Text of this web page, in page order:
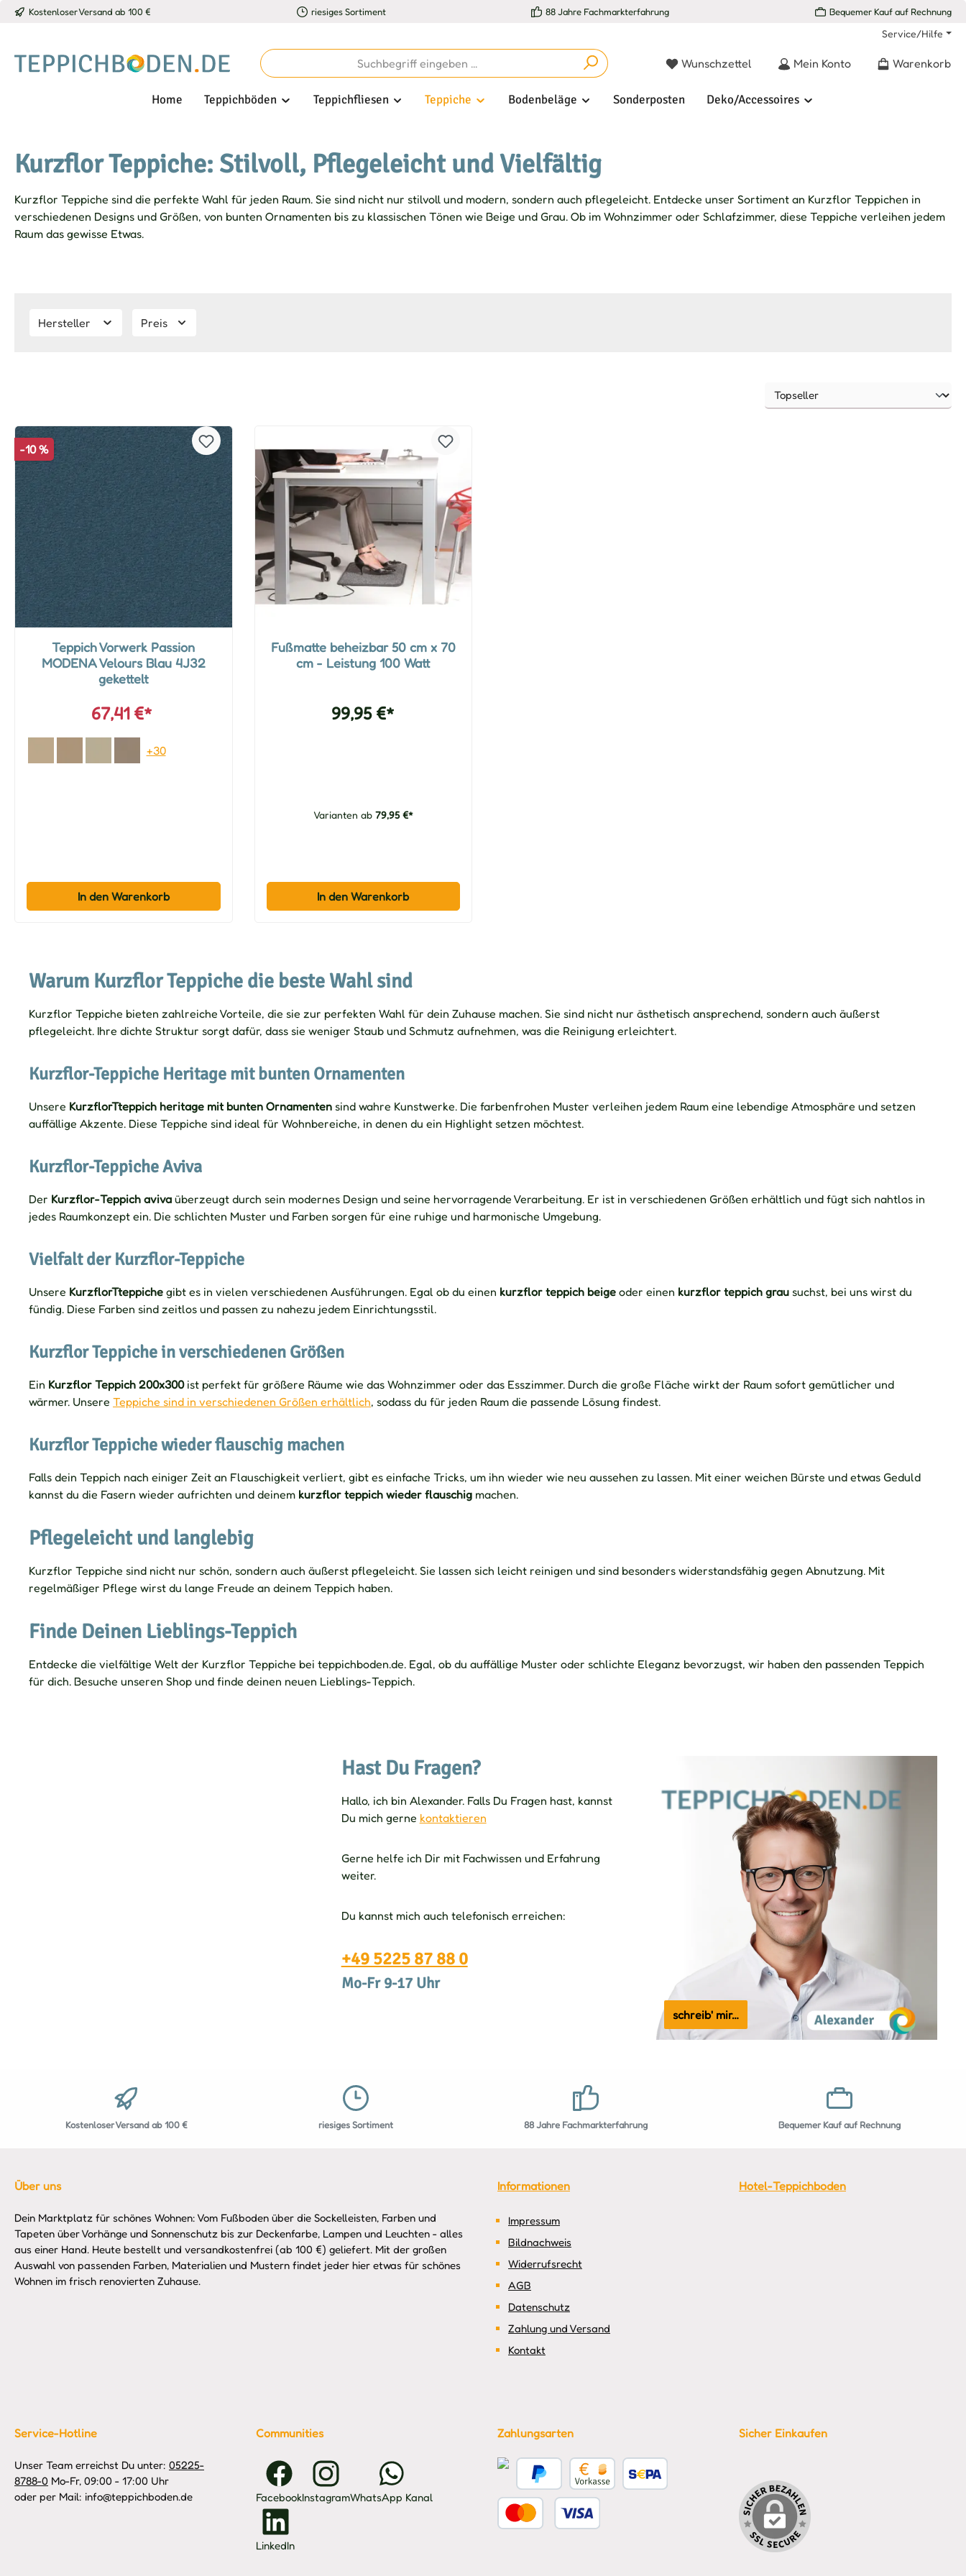
Hauptinhalt springen
Zur Suche springen
Zur Hauptnavigation springen
Kostenloser Versand ab 100 € riesiges Sortiment 88 Jahre Fachmarkterfahrung Bequemer Kauf auf Rechnung
Service/Hilfe
Wunschzettel Du hast 0 Produkte auf dem Merkzettel
Mein Konto Warenkorb
Home Teppichböden Teppichfliesen Teppiche Bodenbeläge Sonderposten Deko/Accessoires
Kurzflor Teppiche: Stilvoll, Pflegeleicht und Vielfältig
Kurzflor Teppiche sind die perfekte Wahl für jeden Raum. Sie sind nicht nur stilvoll und modern, sondern auch pflegeleicht. Entdecke unser Sortiment an Kurzflor Teppichen in
verschiedenen Designs und Größen, von bunten Ornamenten bis zu klassischen Tönen wie Beige und Grau. Ob im Wohnzimmer oder Schlafzimmer, diese Teppiche verleihen jedem
Raum das gewisse Etwas.
Hersteller Preis
-10 %
Teppich Vorwerk Passion
MODENA Velours Blau 4J32
gekettelt
67,41 €*
+30
In den Warenkorb
Fußmatte beheizbar 50 cm x 70
cm - Leistung 100 Watt
99,95 €*
Varianten ab79,95 €*
In den Warenkorb
Warum Kurzflor Teppiche die beste Wahl sind
Kurzflor Teppiche bieten zahlreiche Vorteile, die sie zur perfekten Wahl für dein Zuhause machen. Sie sind nicht nur ästhetisch ansprechend, sondern auch äußerst
pflegeleicht. Ihre dichte Struktur sorgt dafür, dass sie weniger Staub und Schmutz aufnehmen, was die Reinigung erleichtert.
Kurzflor-Teppiche Heritage mit bunten Ornamenten
Unsere KurzflorTteppich heritage mit bunten Ornamenten sind wahre Kunstwerke. Die farbenfrohen Muster verleihen jedem Raum eine lebendige Atmosphäre und setzen
auffällige Akzente. Diese Teppiche sind ideal für Wohnbereiche, in denen du ein Highlight setzen möchtest.
Kurzflor-Teppiche Aviva
Der Kurzflor-Teppich aviva überzeugt durch sein modernes Design und seine hervorragende Verarbeitung. Er ist in verschiedenen Größen erhältlich und fügt sich nahtlos in
jedes Raumkonzept ein. Die schlichten Muster und Farben sorgen für eine ruhige und harmonische Umgebung.
Vielfalt der Kurzflor-Teppiche
Unsere KurzflorTteppiche gibt es in vielen verschiedenen Ausführungen. Egal ob du einen kurzflor teppich beige oder einen kurzflor teppich grau suchst, bei uns wirst du
fündig. Diese Farben sind zeitlos und passen zu nahezu jedem Einrichtungsstil.
Kurzflor Teppiche in verschiedenen Größen
Ein Kurzflor Teppich 200x300ist perfekt für größere Räume wie das Wohnzimmer oder das Esszimmer. Durch die große Fläche wirkt der Raum sofort gemütlicher und
wärmer. Unsere Teppiche sind in verschiedenen Größen erhältlich, sodass du für jeden Raum die passende Lösung findest.
Kurzflor Teppiche wieder flauschig machen
Falls dein Teppich nach einiger Zeit an Flauschigkeit verliert, gibt es einfache Tricks, um ihn wieder wie neu aussehen zu lassen. Mit einer weichen Bürste und etwas Geduld
kannst du die Fasern wieder aufrichten und deinem kurzflor teppich wieder flauschig machen.
Pflegeleicht und langlebig
Kurzflor Teppiche sind nicht nur schön, sondern auch äußerst pflegeleicht. Sie lassen sich leicht reinigen und sind besonders widerstandsfähig gegen Abnutzung. Mit
regelmäßiger Pflege wirst du lange Freude an deinem Teppich haben.
Finde Deinen Lieblings-Teppich
Entdecke die vielfältige Welt der Kurzflor Teppiche bei teppichboden.de. Egal, ob du auffällige Muster oder schlichte Eleganz bevorzugst, wir haben den passenden Teppich
für dich. Besuche unseren Shop und finde deinen neuen Lieblings-Teppich.
Hast Du Fragen?
Hallo, ich bin Alexander. Falls Du Fragen hast, kannst
Du mich gerne kontaktieren
Gerne helfe ich Dir mit Fachwissen und Erfahrung
weiter.
Du kannst mich auch telefonisch erreichen:
+49 5225 87 88 0
Mo-Fr 9-17 Uhr
schreib' mir…
Kostenloser Versand ab 100 € riesiges Sortiment 88 Jahre Fachmarkterfahrung Bequemer Kauf auf Rechnung
Über uns
Dein Marktplatz für schönes Wohnen: Vom Fußboden über die Sockelleisten, Farben und
Tapeten über Vorhänge und Sonnenschutz bis zur Deckenfarbe, Lampen und Leuchten - alles
aus einer Hand. Heute bestellt und versandkostenfrei (ab 100 €) geliefert. Mit der großen
Auswahl von passenden Farben, Materialien und Mustern findet jeder hier etwas für schönes
Wohnen im frisch renovierten Zuhause.
Informationen
Impressum
Bildnachweis
Widerrufsrecht
AGB
Datenschutz
Zahlung und Versand
Kontakt
Hotel-Teppichboden
Service-Hotline
Unser Team erreichst Du unter: 05225-
8788-0 Mo-Fr, 09:00 - 17:00 Uhr
oder per Mail: info@teppichboden.de
Communities
FacebookInstagramWhatsApp Kanal
LinkedIn
Zahlungsarten
Kreditkarte
PayPal Vorkasse Benutzerdefiniertes Bild 1
Sicher Einkaufen